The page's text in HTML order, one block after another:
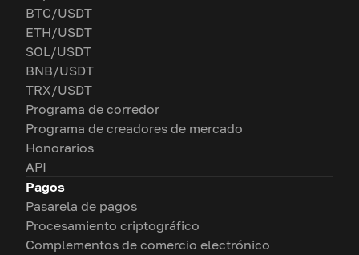
BTC/USDT
ETH/USDT
SOL/USDT
BNB/USDT
TRX/USDT
Programa de corredor
Programa de creadores de mercado
Honorarios
API
Pagos
Pasarela de pagos
Procesamiento criptográfico
Complementos de comercio electrónico